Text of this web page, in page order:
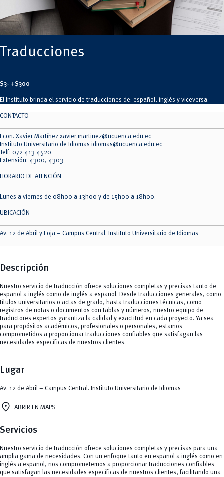
Traducciones
$3- +$300
El Instituto brinda el servicio de traducciones de: español, inglés y viceversa.
CONTACTO
Econ. Xavier Martínez xavier.martinez@ucuenca.edu.ec
Instituto Universitario de Idiomas idiomas@ucuenca.edu.ec
Telf: 072 413 4520
Extensión: 4300, 4303
HORARIO DE ATENCIÓN
Lunes a viernes de 08h00 a 13h00 y de 15h00 a 18h00.
UBICACIÓN
Av. 12 de Abril y Loja – Campus Central. Instituto Universitario de Idiomas
Descripción
Nuestro servicio de traducción ofrece soluciones completas y precisas tanto de
español a inglés como de inglés a español. Desde traducciones generales, como
títulos universitarios o actas de grado, hasta traducciones técnicas, como
registros de notas o documentos con tablas y números, nuestro equipo de
traductores expertos garantiza la calidad y exactitud en cada proyecto. Ya sea
para propósitos académicos, profesionales o personales, estamos
comprometidos a proporcionar traducciones confiables que satisfagan las
necesidades específicas de nuestros clientes.
Lugar
Av. 12 de Abril – Campus Central. Instituto Universitario de Idiomas
location_on ABRIR EN MAPS
Servicios
Nuestro servicio de traducción ofrece soluciones completas y precisas para una
amplia gama de necesidades. Con un enfoque tanto en español a inglés como en
inglés a español, nos comprometemos a proporcionar traducciones confiables
que satisfagan las necesidades específicas de nuestros clientes, facilitando una